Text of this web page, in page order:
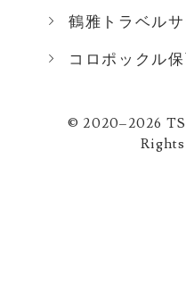
鶴雅トラベルサ
コロポックル
© 2020–2026